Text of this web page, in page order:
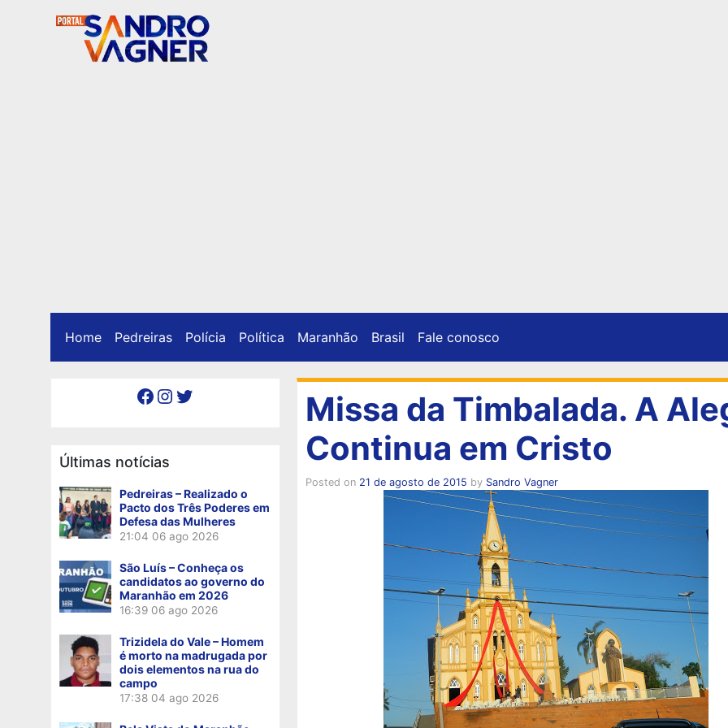
Home Pedreiras Polícia Política Maranhão Brasil Fale conosco
Facebook Instagram Twitter
Últimas notícias
Pedreiras – Realizado o
Pacto dos Três Poderes em
Defesa das Mulheres
21:04 06 ago 2026
São Luís – Conheça os
candidatos ao governo do
Maranhão em 2026
16:39 06 ago 2026
Trizidela do Vale – Homem
é morto na madrugada por
dois elementos na rua do
campo
17:38 04 ago 2026
Missa da Timbalada. A
Continua em Cristo
Posted on 21 de agosto de 2015 by Sandro Vagner